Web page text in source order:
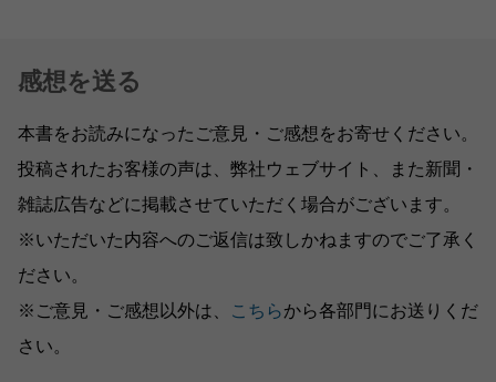
感想を送る
本書をお読みになったご意見・ご感想をお寄せください。
投稿されたお客様の声は、弊社ウェブサイト、また新聞・
雑誌広告などに掲載させていただく場合がございます。
※いただいた内容へのご返信は致しかねますのでご了承く
ださい。
※ご意見・ご感想以外は、
こちらから各部門にお送りくだ
さい。